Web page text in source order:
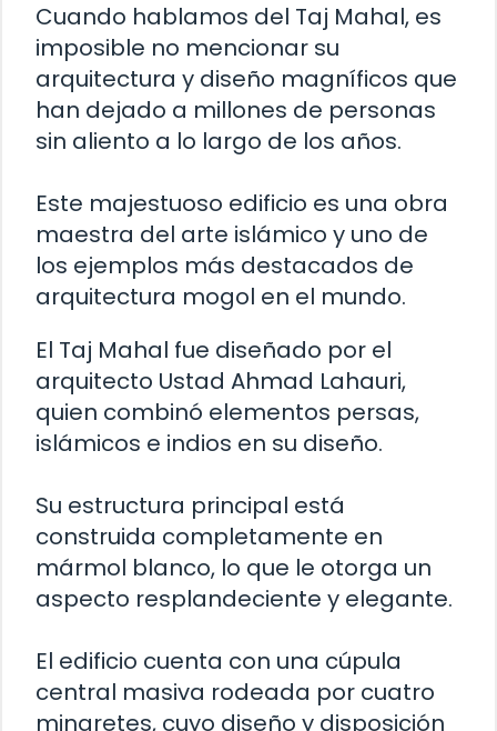
Cuando hablamos del Taj Mahal, es
imposible no mencionar su
arquitectura y diseño magníficos que
han dejado a millones de personas
sin aliento a lo largo de los años.
Este majestuoso edificio es una obra
maestra del arte islámico y uno de
los ejemplos más destacados de
arquitectura mogol en el mundo.
El Taj Mahal fue diseñado por el
arquitecto Ustad Ahmad Lahauri,
quien combinó elementos persas,
islámicos e indios en su diseño.
Su estructura principal está
construida completamente en
mármol blanco, lo que le otorga un
aspecto resplandeciente y elegante.
El edificio cuenta con una cúpula
central masiva rodeada por cuatro
minaretes, cuyo diseño y disposición